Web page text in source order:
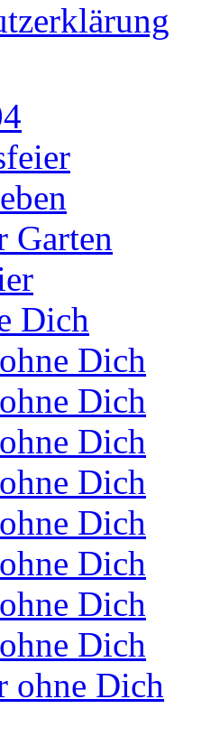
Garten
Dich
Dich
Dich
Dich
Dich
Dich
Dich
Dich
Dich
ohne Dich